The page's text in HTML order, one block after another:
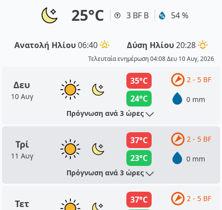
25°C 3 BF Β 54 %
Ανατολή Ηλίου06:40 Δύση Ηλίου20:28
Τελευταία ενημέρωση 04:08 Δευ 10 Αυγ, 2026
Δευ
10 Αυγ
35°C
24°C
2 - 5 BF
0 mm
Πρόγνωση ανά 3 ώρες
Τρί
11 Αυγ
37°C
23°C
2 - 5 BF
0 mm
Πρόγνωση ανά 3 ώρες
Τετ
37°C
2 - 5 BF